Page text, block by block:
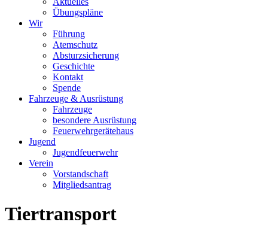
Übungspläne
Wir
Führung
Atemschutz
Absturzsicherung
Geschichte
Kontakt
Spende
Fahrzeuge & Ausrüstung
Fahrzeuge
besondere Ausrüstung
Feuerwehrgerätehaus
Jugend
Jugendfeuerwehr
Verein
Vorstandschaft
Mitgliedsantrag
Tiertransport